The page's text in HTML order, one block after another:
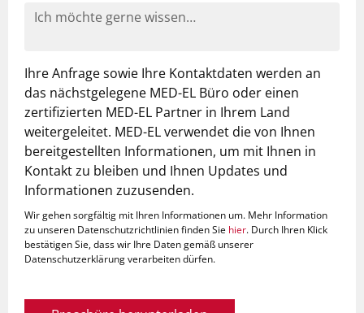
Ihre Anfrage sowie Ihre Kontaktdaten werden an
das nächstgelegene MED-EL Büro oder einen
zertifizierten MED-EL Partner in Ihrem Land
weitergeleitet. MED-EL verwendet die von Ihnen
bereitgestellten Informationen, um mit Ihnen in
Kontakt zu bleiben und Ihnen Updates und
Informationen zuzusenden.
Wir gehen sorgfältig mit Ihren Informationen um. Mehr Information
zu unseren Datenschutzrichtlinien finden Sie hier. Durch Ihren Klick
bestätigen Sie, dass wir Ihre Daten gemäß unserer
Datenschutzerklärung verarbeiten dürfen.